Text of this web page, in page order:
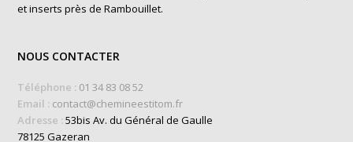
et inserts près de Rambouillet.
NOUS CONTACTER
Téléphone : 01 34 83 08 52
Email : contact@chemineestitom.fr
Adresse :53bis Av. du Général de Gaulle
78125 Gazeran